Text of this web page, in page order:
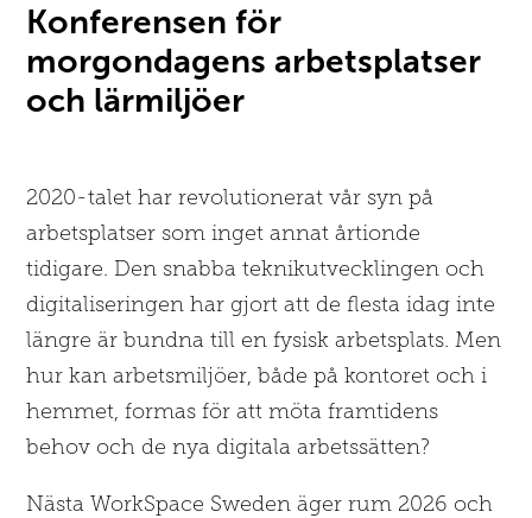
Konferensen för
morgondagens arbetsplatser
och lärmiljöer
2020-talet har revolutionerat vår syn på
arbetsplatser som inget annat årtionde
tidigare. Den snabba teknikutvecklingen och
digitaliseringen har gjort att de flesta idag inte
längre är bundna till en fysisk arbetsplats. Men
hur kan arbetsmiljöer, både på kontoret och i
hemmet, formas för att möta framtidens
behov och de nya digitala arbetssätten?
Nästa WorkSpace Sweden äger rum 2026 och